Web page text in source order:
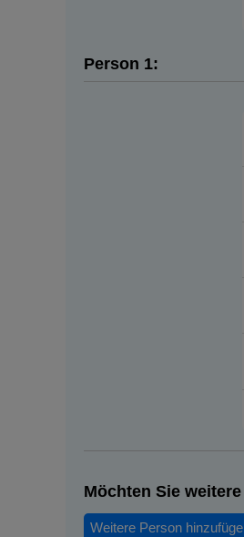
Person 1:
Möchten Sie
Weitere Person